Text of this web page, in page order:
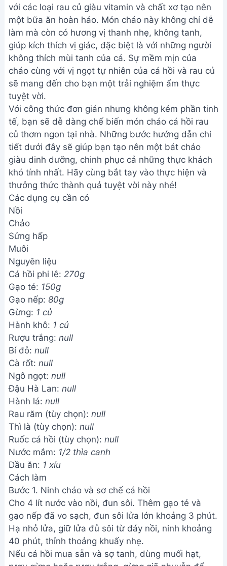
với các loại rau củ giàu vitamin và chất xơ tạo nên
một bữa ăn hoàn hảo. Món cháo này không chỉ dễ
làm mà còn có hương vị thanh nhẹ, không tanh,
giúp kích thích vị giác, đặc biệt là với những người
không thích mùi tanh của cá. Sự mềm mịn của
cháo cùng với vị ngọt tự nhiên của cá hồi và rau củ
sẽ mang đến cho bạn một trải nghiệm ẩm thực
tuyệt vời.
Với công thức đơn giản nhưng không kém phần tinh
tế, bạn sẽ dễ dàng chế biến món cháo cá hồi rau
củ thơm ngon tại nhà. Những bước hướng dẫn chi
tiết dưới đây sẽ giúp bạn tạo nên một bát cháo
giàu dinh dưỡng, chinh phục cả những thực khách
khó tính nhất. Hãy cùng bắt tay vào thực hiện và
thưởng thức thành quả tuyệt vời này nhé!
Các dụng cụ cần có
Nồi
Chảo
Sửng hấp
Muôi
Nguyên liệu
Cá hồi phi lê: 270g
Gạo tẻ: 150g
Gạo nếp: 80g
Gừng: 1 củ
Hành khô: 1 củ
Rượu trắng: null
Bí đỏ: null
Cà rốt: null
Ngô ngọt: null
Đậu Hà Lan: null
Hành lá: null
Rau răm (tùy chọn): null
Thì là (tùy chọn): null
Ruốc cá hồi (tùy chọn): null
Nước mắm: 1/2 thìa canh
Dầu ăn: 1 xíu
Cách làm
Bước 1. Ninh cháo và sơ chế cá hồi
Cho 4 lít nước vào nồi, đun sôi. Thêm gạo tẻ và
gạo nếp đã vo sạch, đun sôi lửa lớn khoảng 3 phút.
Hạ nhỏ lửa, giữ lửa đủ sôi từ đáy nồi, ninh khoảng
40 phút, thỉnh thoảng khuấy nhẹ.
Nếu cá hồi mua sẵn và sợ tanh, dùng muối hạt,